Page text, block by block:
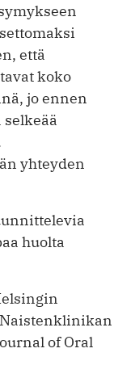
että
koko
jo ennen
yhteyden
huolta
of Oral